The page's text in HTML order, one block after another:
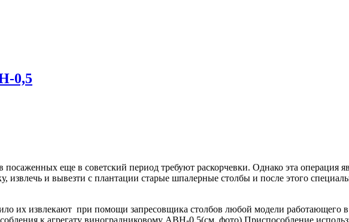
0,5
еще в советский период требуют раскорчевки. Однако эта операция
извлечь и вывезти с плантации старые шпалерные столбы и после этого
их извлекают при помощи запресовщика столбов любой модели работающего в
к агрегату виноградниковому АВН-0,5(см. фото).Приспособление